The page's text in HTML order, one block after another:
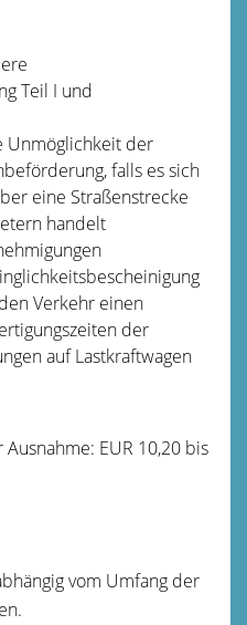
Teil I und
Unmöglichkeit der
falls es sich
eine Straßenstrecke
handelt
Verkehr einen
der
auf Lastkraftwagen
EUR 10,20 bis
vom Umfang der